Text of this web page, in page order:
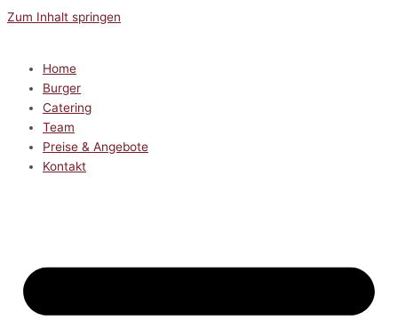
Zum Inhalt springen
Home
Burger
Catering
Team
Preise & Angebote
Kontakt